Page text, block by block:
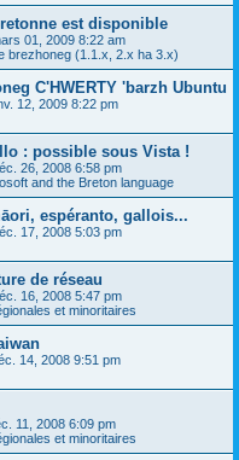
est disponible
01, 2009 8:22 am
brezhoneg (1.1.x, 2.x ha 3.x)
C'HWERTY 'barzh Ubuntu
12, 2009 8:22 pm
: possible sous Vista !
26, 2008 6:58 pm
and the Breton language
espéranto, gallois...
17, 2008 5:03 pm
de réseau
16, 2008 5:47 pm
et minoritaires
14, 2008 9:51 pm
11, 2008 6:09 pm
et minoritaires